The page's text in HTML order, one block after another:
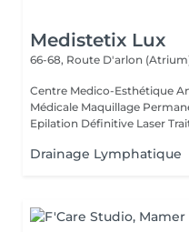
Medistetix Lux
66-68, Route D'arlon
Centre Medico-Esthétique
Médicale Maquillage
Epilation Définitive Laser
Drainage Lymphatique